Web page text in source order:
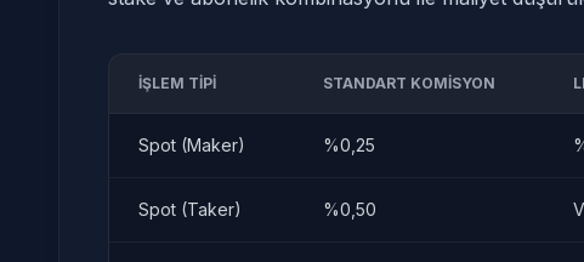
İŞLEM TIPI STANDART KOMISYON
Spot (Maker) %0,25
Spot (Taker) %0,50